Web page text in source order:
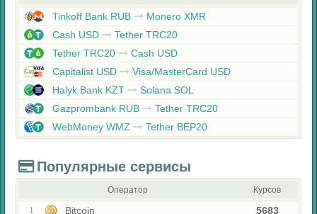
Tinkoff Bank RUB
Monero XMR
Cash USD
Tether TRC20
Tether TRC20
Cash USD
Capitalist USD
Visa/MasterCard USD
Halyk Bank KZT
Solana SOL
Gazprombank RUB
Tether TRC20
WebMoney WMZ
Tether BEP20
Популярные сервисы
Оператор Курсов
1 Bitcoin 5683